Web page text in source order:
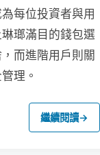
每位投資者與用
瑯滿目的錢包選
而進階用戶則關
理。
繼續閱讀→